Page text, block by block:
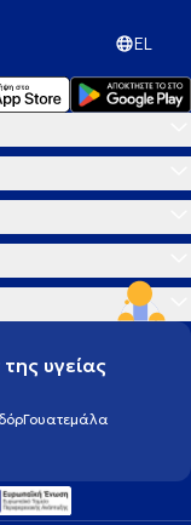
EL
υγείας
Γουατεμάλα